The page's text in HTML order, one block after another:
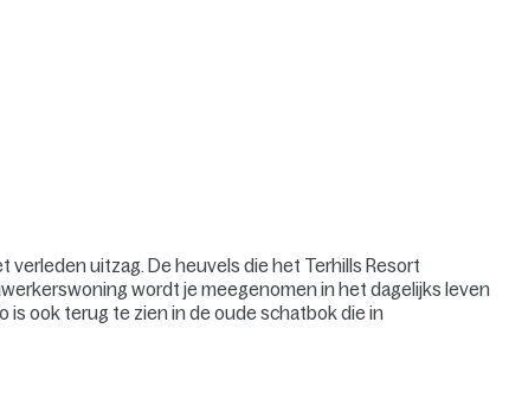
verleden uitzag. De heuvels die het Terhills Resort
wordt je meegenomen in het dagelijks leven
is ook terug te zien in de oude schatbok die in